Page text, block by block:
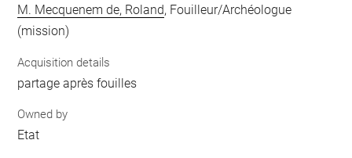
M. Mecquenem de, Roland, Fouilleur/Archéologue
(mission)
Acquisition details
partage après fouilles
Owned by
Etat